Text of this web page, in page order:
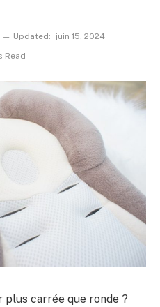
Updated:
juin 15, 2024
Read
plus carrée que ronde ?